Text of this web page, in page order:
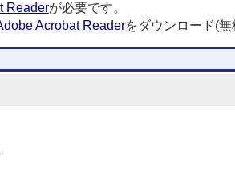
Readerが必要です。
Acrobat Readerをダウンロード(